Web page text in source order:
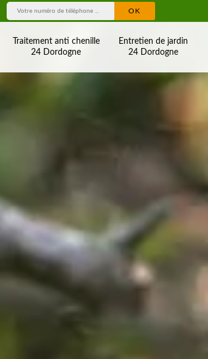
Traitement anti chenille
24 Dordogne
Entretien de jardin
24 Dordogne